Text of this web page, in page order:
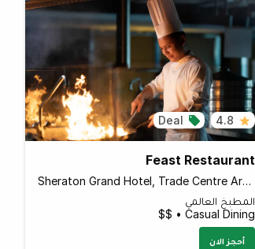
4.8
Deal
Feast Restaurant
Sheraton Grand Hotel, Trade Centre Area
المطبخ العالمي
Casual Dining • $$
أحجز الان